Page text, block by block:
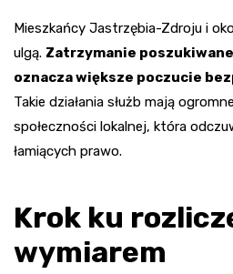
Mieszkańcy Jastrzębia-Zdroju i
ulgą. Zatrzymanie
oznacza większe poczucie
Takie działania służb mają
społeczności lokalnej, która
łamiących prawo.
Krok ku
wymiarem